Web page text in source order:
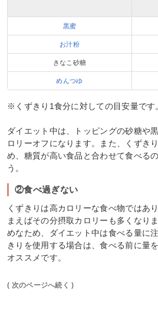
黒蜜
お汁粉
きなこ砂糖
めんつゆ
※くずきり1食分に対しての目安量です
ダイエット中は、トッピングの砂糖や
ロリーオフになります。また、くずき
め、糖質が高い食品と合わせて食べる
う。
②食べ過ぎない
くずきりは高カロリーな食べ物ではあ
まえばその分摂取カロリーも多くなり
めなため、ダイエット中は食べる量に
きりを使用する場合は、食べる前に量
オススメです。
( 次のページへ続く )